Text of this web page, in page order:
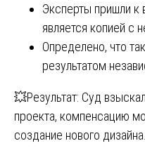
Эксперты пришли к
является копией с
Определено, что
результатом
💥Результат: Суд
проекта, компенсацию
создание нового дизайна.